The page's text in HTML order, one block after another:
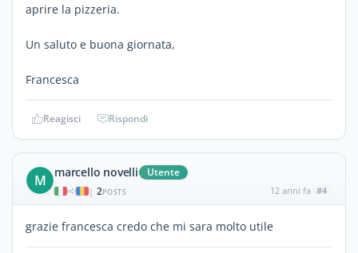
aprire la pizzeria.
Un saluto e buona giornata,
Francesca
Reagisci Rispondi
M marcello novelli Utente
| 2POSTS 12 anni fa #4
grazie francesca credo che mi sara molto utile